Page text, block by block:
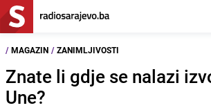
/ MAGAZIN / ZANIMLJIVOSTI
Znate li gdje se nalazi
Une?